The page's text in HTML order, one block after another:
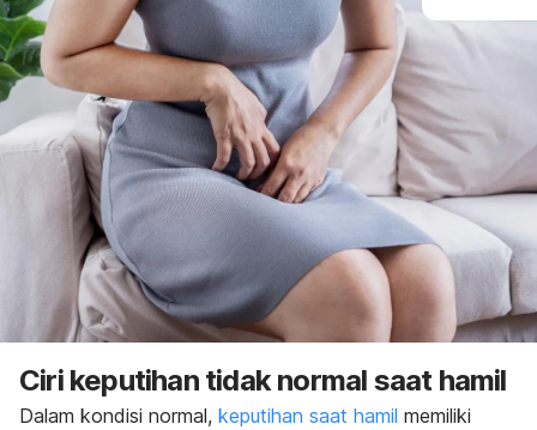
Ciri keputihan tidak normal saat hamil
Dalam kondisi normal, keputihan saat hamil memiliki